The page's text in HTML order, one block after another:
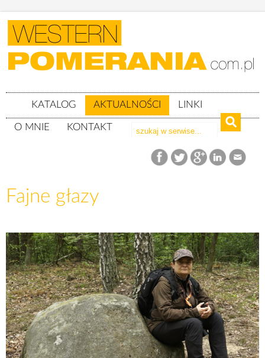
KATALOG AKTUALNOŚCI LINKI
O MNIE KONTAKT
Aktualności Fajne głazy
Fajne głazy